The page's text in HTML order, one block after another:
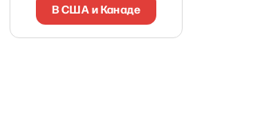
В США и Канаде